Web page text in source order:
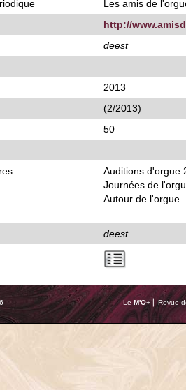
Les amis de
http://
deest
2013
(2/2013)
50
Auditions d'orgue
Journées de
Autour de l'orgue.
deest
Le M'O+ ⎢ Revue